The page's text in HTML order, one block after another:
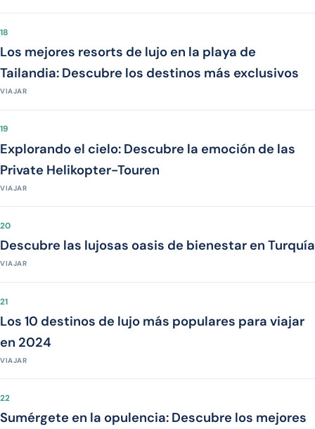
18
Los mejores resorts de lujo en la playa de
Tailandia: Descubre los destinos más exclusivos
VIAJAR
19
Explorando el cielo: Descubre la emoción de las
Private Helikopter-Touren
VIAJAR
20
Descubre las lujosas oasis de bienestar en Turquía
VIAJAR
21
Los 10 destinos de lujo más populares para viajar
en 2024
VIAJAR
22
Sumérgete en la opulencia: Descubre los mejores